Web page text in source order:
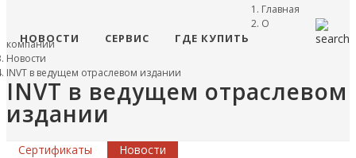
НОВОСТИ СЕРВИС ГДЕ КУПИТЬ
Главная
О
компании
Новости
INVT в ведущем отраслевом издании
INVT в ведущем отраслевом
издании
Сертификаты
Новости